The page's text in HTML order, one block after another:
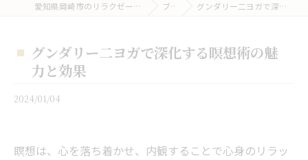
愛知県岡崎市のリラクゼーションならMUCHA SUERTE ブログ グンダリー二ヨガで深化する瞑想術の魅力と効果
グンダリー二ヨガで深化する瞑想術の魅
力と効果
2024/01/04
瞑想は、心を落ち着かせ、内観することで心身のリラッ